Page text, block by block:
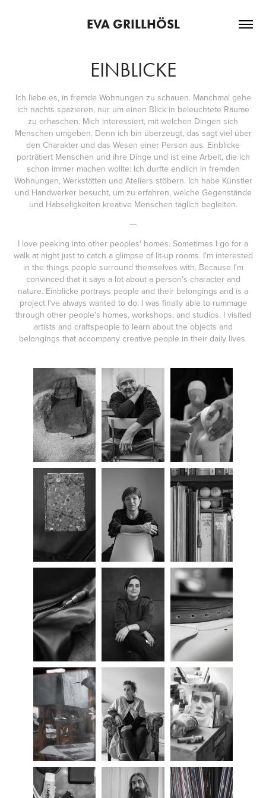
EVA GRILLHÖSL
EINBLICKE
Ich liebe es, in fremde Wohnungen zu schauen. Manchmal gehe
ich nachts spazieren, nur um einen Blick in beleuchtete Räume
zu erhaschen. Mich interessiert, mit welchen Dingen sich
Menschen umgeben. Denn ich bin überzeugt, das sagt viel über
den Charakter und das Wesen einer Person aus. Einblicke
porträtiert Menschen und ihre Dinge und ist eine Arbeit, die ich
schon immer machen wollte: Ich durfte endlich in fremden
Wohnungen, Werkstätten und Ateliers stöbern. Ich habe Künstler
und Handwerker besucht, um zu erfahren, welche Gegenstände
und Habseligkeiten kreative Menschen täglich begleiten.
---
I love peeking into other peoples' homes. Sometimes I go for a
walk at night just to catch a glimpse of lit-up rooms. I'm interested
in the things people surround themselves with. Because I'm
convinced that it says a lot about a person's character and
nature. Einblicke portrays people and their belongings and is a
project I've always wanted to do: I was finally able to rummage
through other people's homes, workshops, and studios. I visited
artists and craftspeople to learn about the objects and
belongings that accompany creative people in their daily lives.